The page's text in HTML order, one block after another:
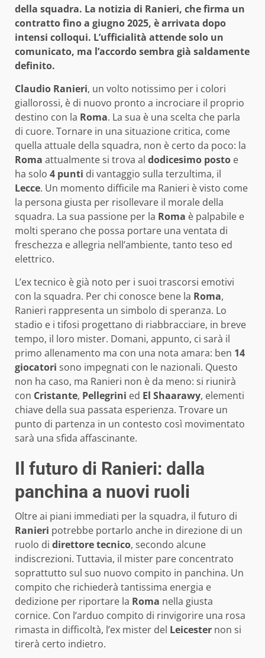
della squadra. La notizia di Ranieri, che firma un
contratto fino a giugno 2025, è arrivata dopo
intensi colloqui. L’ufficialità attende solo un
comunicato, ma l’accordo sembra già saldamente
definito.
Claudio Ranieri, un volto notissimo per i colori
giallorossi, è di nuovo pronto a incrociare il proprio
destino con la Roma. La sua è una scelta che parla
di cuore. Tornare in una situazione critica, come
quella attuale della squadra, non è certo da poco: la
Roma attualmente si trova al dodicesimo posto e
ha solo 4 punti di vantaggio sulla terzultima, il
Lecce. Un momento difficile ma Ranieri è visto come
la persona giusta per risollevare il morale della
squadra. La sua passione per la Roma è palpabile e
molti sperano che possa portare una ventata di
freschezza e allegria nell’ambiente, tanto teso ed
elettrico.
L’ex tecnico è già noto per i suoi trascorsi emotivi
con la squadra. Per chi conosce bene la Roma,
Ranieri rappresenta un simbolo di speranza. Lo
stadio e i tifosi progettano di riabbracciare, in breve
tempo, il loro mister. Domani, appunto, ci sarà il
primo allenamento ma con una nota amara: ben 14
giocatori sono impegnati con le nazionali. Questo
non ha caso, ma Ranieri non è da meno: si riunirà
con Cristante, Pellegrini ed El Shaarawy, elementi
chiave della sua passata esperienza. Trovare un
punto di partenza in un contesto così movimentato
sarà una sfida affascinante.
Il futuro di Ranieri: dalla
panchina a nuovi ruoli
Oltre ai piani immediati per la squadra, il futuro di
Ranieri potrebbe portarlo anche in direzione di un
ruolo di direttore tecnico, secondo alcune
indiscrezioni. Tuttavia, il mister pare concentrato
soprattutto sul suo nuovo compito in panchina. Un
compito che richiederà tantissima energia e
dedizione per riportare la Roma nella giusta
cornice. Con l’arduo compito di rinvigorire una rosa
rimasta in difficoltà, l’ex mister del Leicester non si
tirerà certo indietro.